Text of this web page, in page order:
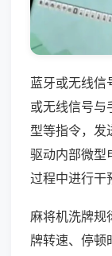
蓝牙或无线信
或无线信号与
型等指令，发
驱动内部微型
过程中进行干
麻将机洗牌规
牌转速、停顿